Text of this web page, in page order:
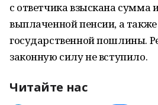
с ответчика взыскана сумма
выплаченной пенсии, а
государственной пошлины.
законную силу не вступило.
Читайте нас